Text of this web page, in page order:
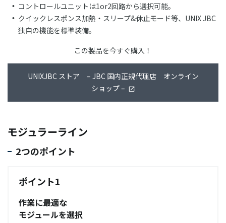
コントロールユニットは1or2回路から選択可能。
クイックレスポンス加熱・スリープ&休止モード等、UNIX JBC
独自の機能を標準装備。
この製品を今すぐ購入！
UNIXJBC ストア – JBC 国内正規代理店 オンライン
ショップ –
モジュラーライン
2つのポイント
ポイント1
作業に最適な
モジュールを選択